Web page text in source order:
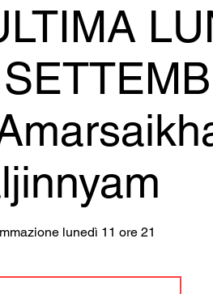
lunedì 11 ore 21